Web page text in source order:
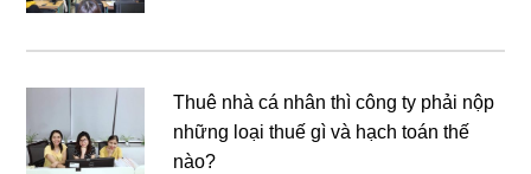
Thuê nhà cá nhân thì công ty phải nộp
những loại thuế gì và hạch toán thế
nào?